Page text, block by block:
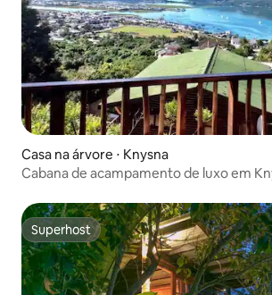
Casa na árvore ⋅ Knysna
Cabana de acampamento de luxo em
Superhost
Superhost